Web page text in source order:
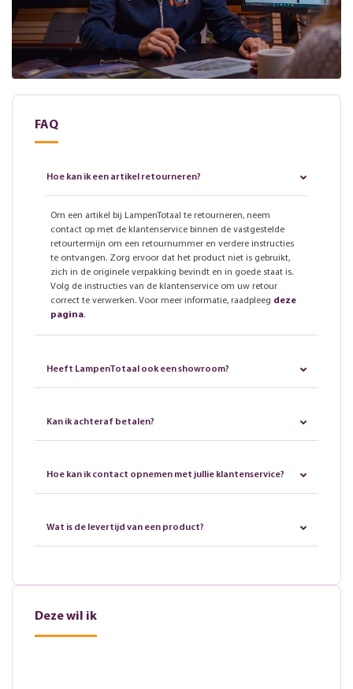
FAQ
Hoe kan ik een artikel retourneren?
Om een artikel bij LampenTotaal te retourneren, neem
contact op met de klantenservice binnen de vastgestelde
retourtermijn om een retournummer en verdere instructies
te ontvangen. Zorg ervoor dat het product niet is gebruikt,
zich in de originele verpakking bevindt en in goede staat is.
Volg de instructies van de klantenservice om uw retour
correct te verwerken. Voor meer informatie, raadpleeg deze
pagina.
Heeft LampenTotaal ook een showroom?
Kan ik achteraf betalen?
Hoe kan ik contact opnemen met jullie klantenservice?
Wat is de levertijd van een product?
Deze wil ik